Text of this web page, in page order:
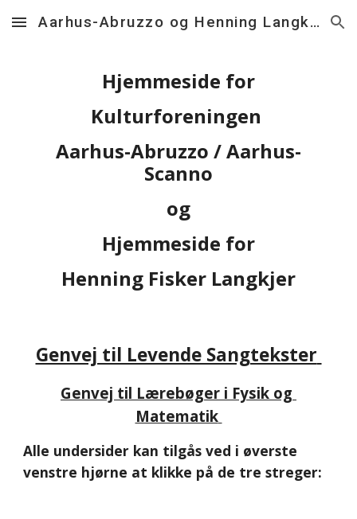
Skip to main content Skip to navigation
Aarhus-Abruzzo og Henning Langkjer
Hjemmeside for
Kulturforeningen
Aarhus-Abruzzo / Aarhus-
Scanno
og
Hjemmeside for
Henning Fisker Langkjer
Genvej til Levende Sangtekster
Genvej til Lærebøger i Fysik og
Matematik
Alle undersider kan tilgås ved i øverste
venstre hjørne at klikke på de tre streger: